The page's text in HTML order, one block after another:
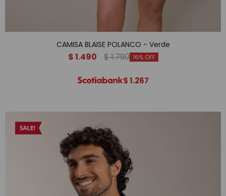
CAMISA BLAISE POLANCO - Verde
$1.490 $1.790 16
$1.267